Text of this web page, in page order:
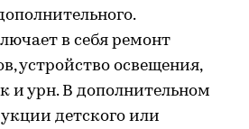
в себя ремонт
устройство освещения,
и урн. В дополнительном
детского или